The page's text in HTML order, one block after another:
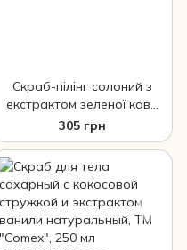
Скраб-пілінг солоний з
екстрактом зеленої кави
та рослинними керамідами
натуральний, ТМ "Comex",
305 грн